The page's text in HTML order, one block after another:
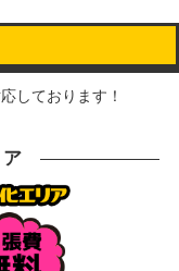
しております！